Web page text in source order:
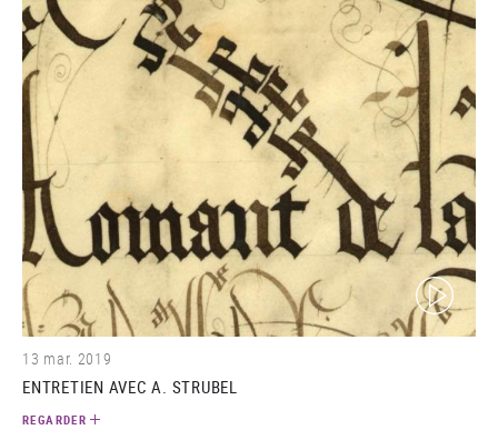
(video)
13 mar. 2019
ENTRETIEN AVEC A. STRUBEL
REGARDER